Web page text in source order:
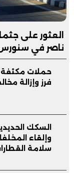
العثور على
ناصر في
الواقعة
حملات مكثفة
فرز وإزالة
السكك
وإلقاء
سلامة